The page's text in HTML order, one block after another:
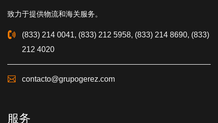
致力于提供物流和海关服务。
(833) 214 0041, (833) 212 5958, (833) 214 8690, (833)
212 4020
contacto@grupogerez.com
服务